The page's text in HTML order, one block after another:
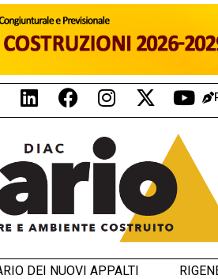
DEI NUOVI APPALTI